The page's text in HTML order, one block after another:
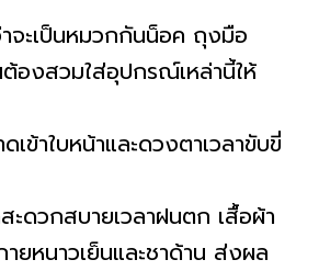
จะเป็นหมวกกันน็อค ถุงมือ
ต้องสวมใส่อุปกรณ์เหล่านี้ให้
าใบหน้าและดวงตาเวลาขับขี่
ะดวกสบายเวลาฝนตก เสื้อผ้า
ยหนาวเย็นและชาด้าน ส่งผล